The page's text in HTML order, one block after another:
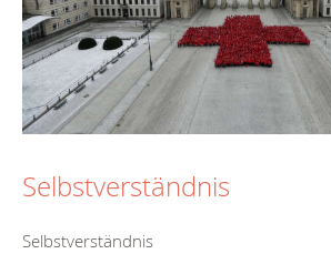
Selbstverständnis
Selbstverständnis